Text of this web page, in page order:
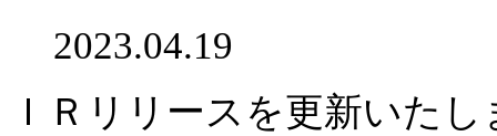
2023.04.19
ＩＲリリースを更新いた